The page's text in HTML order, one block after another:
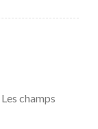
Les champs